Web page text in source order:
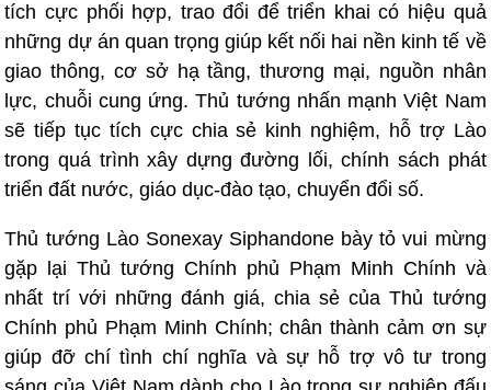
tích cực phối hợp, trao đổi để triển khai có hiệu quả
những dự án quan trọng giúp kết nối hai nền kinh tế về
giao thông, cơ sở hạ tầng, thương mại, nguồn nhân
lực, chuỗi cung ứng. Thủ tướng nhấn mạnh Việt Nam
sẽ tiếp tục tích cực chia sẻ kinh nghiệm, hỗ trợ Lào
trong quá trình xây dựng đường lối, chính sách phát
triển đất nước, giáo dục-đào tạo, chuyển đổi số.
Thủ tướng Lào Sonexay Siphandone bày tỏ vui mừng
gặp lại Thủ tướng Chính phủ Phạm Minh Chính và
nhất trí với những đánh giá, chia sẻ của Thủ tướng
Chính phủ Phạm Minh Chính; chân thành cảm ơn sự
giúp đỡ chí tình chí nghĩa và sự hỗ trợ vô tư trong